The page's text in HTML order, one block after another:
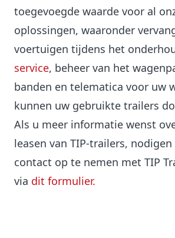
toegevoegde waarde voor al
oplossingen, waaronder
voertuigen tijdens het
service, beheer van het
banden en telematica voor uw
kunnen uw gebruikte trailers
Als u meer informatie wenst
leasen van TIP-trailers,
contact op te nemen met TIP
via dit formulier.